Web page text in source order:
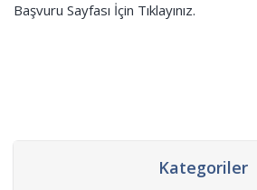
Kategoriler
Başvuru Sayfası İçin Tıklayınız.